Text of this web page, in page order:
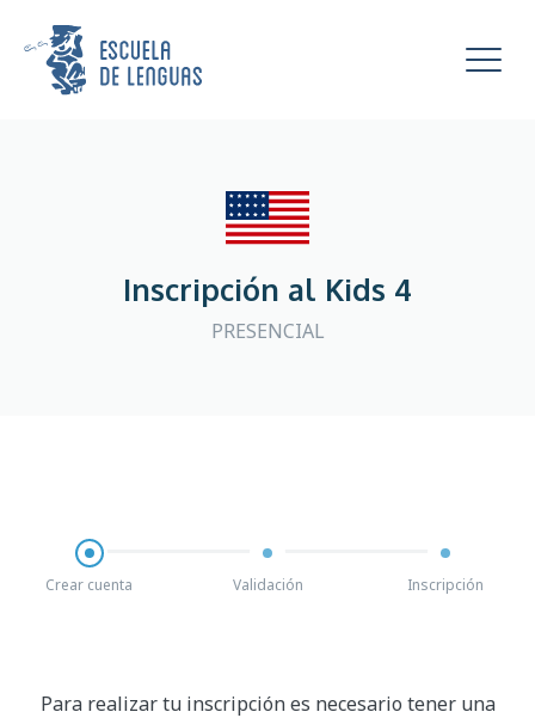
Inscripción al Kids 4
PRESENCIAL
Crear cuenta Validación Inscripción
Para realizar tu inscripción es necesario tener una